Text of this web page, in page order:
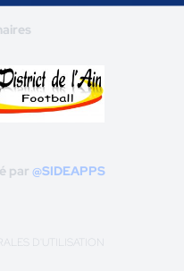
par @SIDEAPPS
D'UTILISATION